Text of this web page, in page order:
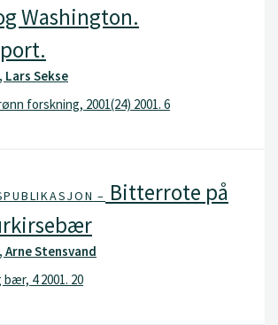
Washington.
Lars Sekse
forskning, 2001(24) 2001. 6
– Bitterrote på
Stensvand
4 2001. 20